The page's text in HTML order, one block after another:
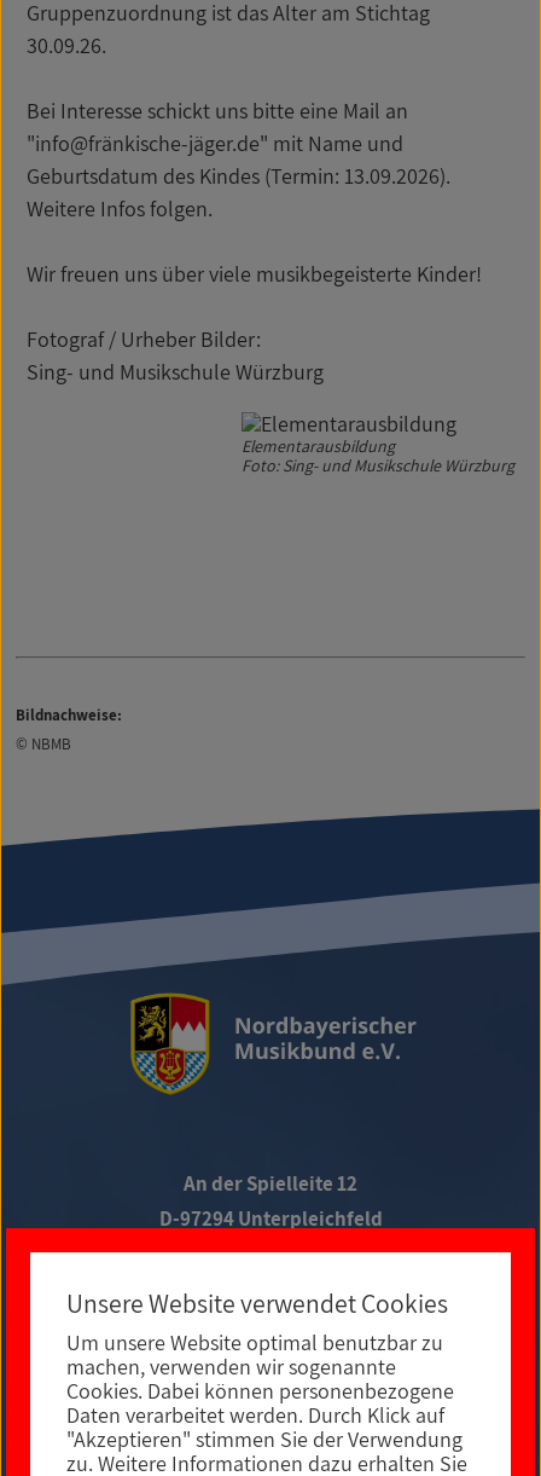
Gruppenzuordnung ist das Alter am Stichtag
30.09.26.
Bei Interesse schickt uns bitte eine Mail an
"info@fränkische-jäger.de" mit Name und
Geburtsdatum des Kindes (Termin: 13.09.2026).
Weitere Infos folgen.
Wir freuen uns über viele musikbegeisterte Kinder!
Fotograf / Urheber Bilder:
Sing- und Musikschule Würzburg
Elementarausbildung
Foto: Sing- und Musikschule Würzburg
Bildnachweise:
© NBMB
An der Spielleite 12
D-97294 Unterpleichfeld
Telefon +49 9367 988 689-0
Social Media
Unsere Website verwendet Cookies
Um unsere Website optimal benutzbar zu
machen, verwenden wir sogenannte
Cookies. Dabei können personenbezogene
Daten verarbeitet werden. Durch Klick auf
"Akzeptieren" stimmen Sie der Verwendung
zu. Weitere Informationen dazu erhalten Sie